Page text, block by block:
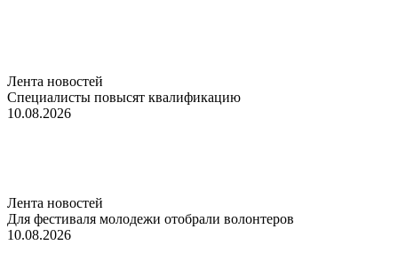
Лента новостей
Специалисты повысят квалификацию
10.08.2026
Лента новостей
Для фестиваля молодежи отобрали волонтеров
10.08.2026